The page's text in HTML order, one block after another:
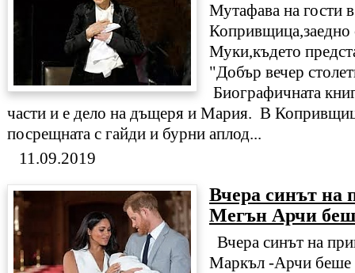
Мутафава на гости в
Копривщица,заедно
Муки,където
"Добър вечер
Биографичната
части и е дело на дъщеря и Мария. В
посрещната с гайди и бурни аплод...
11.09.2019
Вчера синът на
Мегън Арчи
Вчера синът на
Маркъл -Арчи беше